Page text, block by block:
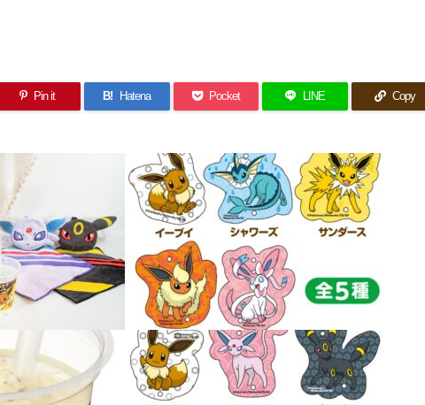
Pin it B! Hatena Pocket LINE Copy